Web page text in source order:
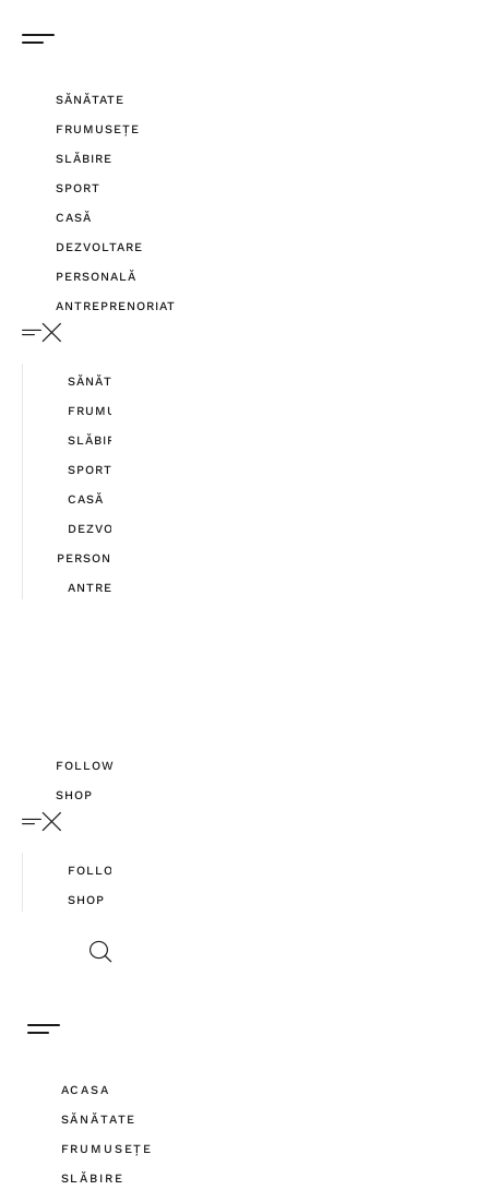
SĂNĂTATE
FRUMUSEȚE
SLĂBIRE
SPORT
CASĂ
DEZVOLTARE
PERSONALĂ
ANTREPRENORIAT
SĂNĂTATE
FRUMUSEȚE
SLĂBIRE
SPORT
CASĂ
DEZVOLTARE
PERSONALĂ
ANTREPRENORIAT
FOLLOW
SHOP
FOLLOW
SHOP
ACASA
SĂNĂTATE
FRUMUSEȚE
SLĂBIRE